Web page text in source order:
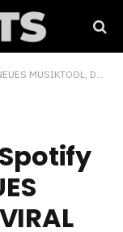
DAS VIRAL GEHT
Spotify